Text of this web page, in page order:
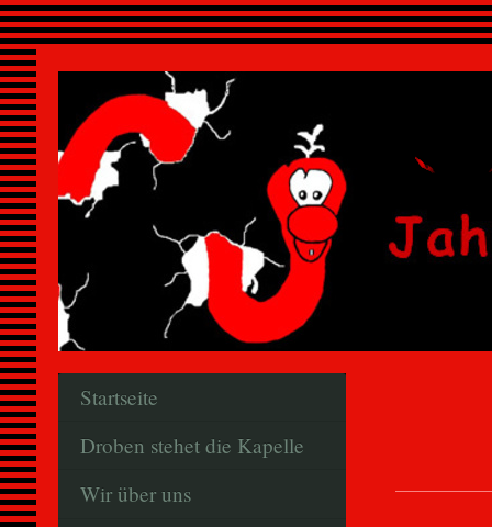
Startseite
Droben stehet die Kapelle
Wir über uns